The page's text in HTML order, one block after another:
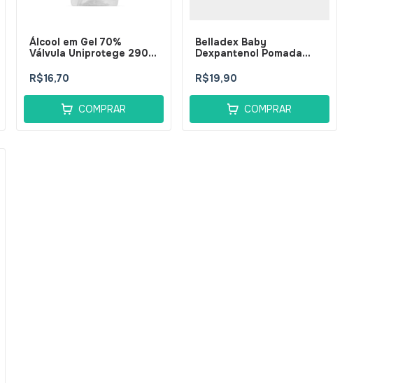
Álcool em Gel 70%
Válvula Uniprotege 290g
R$16,70
COMPRAR
Belladex Baby
Dexpantenol Pomada
R$19,90
COMPRAR